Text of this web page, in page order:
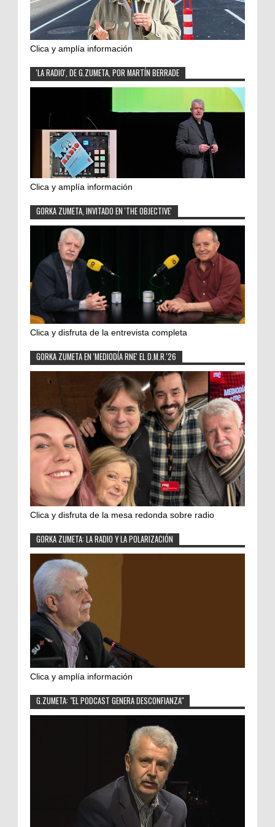
Clica y amplía información
'LA RADIO', DE G.ZUMETA, POR MARTÍN BERRADE
Clica y amplía información
GORKA ZUMETA, INVITADO EN 'THE OBJECTIVE'
Clica y disfruta de la entrevista completa
GORKA ZUMETA EN 'MEDIODÍA RNE' EL D.M.R.'26
Clica y disfruta de la mesa redonda sobre radio
GORKA ZUMETA: LA RADIO Y LA POLARIZACIÓN
Clica y amplía información
G.ZUMETA: "EL PODCAST GENERA DESCONFIANZA"